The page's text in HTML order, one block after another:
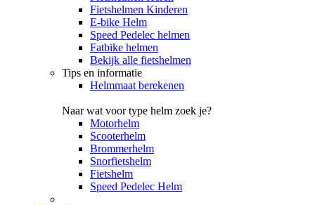
Fietshelmen Kinderen
E-bike Helm
Speed Pedelec helmen
Fatbike helmen
Bekijk alle fietshelmen
Tips en informatie
Helmmaat berekenen
Naar wat voor type helm zoek je?
Motorhelm
Scooterhelm
Brommerhelm
Snorfietshelm
Fietshelm
Speed Pedelec Helm